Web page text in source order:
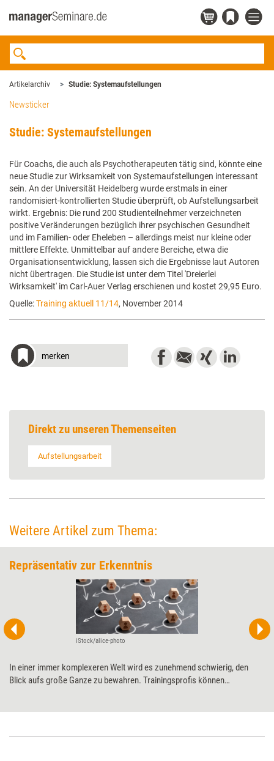
Artikelarchiv Studie: Systemaufstellungen
Newsticker
Studie: Systemaufstellungen
Für Coachs, die auch als Psychotherapeuten tätig sind, könnte eine
neue Studie zur Wirksamkeit von Systemaufstellungen interessant
sein. An der Universität Heidelberg wurde erstmals in einer
randomisiert-kontrollierten Studie überprüft, ob Aufstellungsarbeit
wirkt. Ergebnis: Die rund 200 Studienteilnehmer verzeichneten
positive Veränderungen bezüglich ihrer psychischen Gesundheit
und im Familien- oder Eheleben – allerdings meist nur kleine oder
mittlere Effekte. Unmittelbar auf andere Bereiche, etwa die
Organisationsentwicklung, lassen sich die Ergebnisse laut Autoren
nicht übertragen. Die Studie ist unter dem Titel 'Dreierlei
Wirksamkeit' im Carl-Auer Verlag erschienen und kostet 29,95 Euro.
Quelle:Training aktuell 11/14, November 2014
merken
Direkt zu unseren Themenseiten
Aufstellungsarbeit
Weitere Artikel zum Thema:
Repräsentativ zur Erkenntnis
iStock/alice-photo
In einer immer komplexeren Welt wird es zunehmend schwierig, den
Blick aufs große Ganze zu bewahren. Trainingsprofis können